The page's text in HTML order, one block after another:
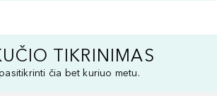
TIKRINIMAS
čia bet kuriuo metu.